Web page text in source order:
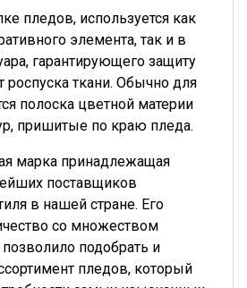
пледов, используется как
элемента, так и в
гарантирующего защиту
роспуска ткани. Обычно для
полоска цветной материи
пришитые по краю пледа.
марка принадлежащая
поставщиков
в нашей стране. Его
со множеством
подобрать и
пледов, который